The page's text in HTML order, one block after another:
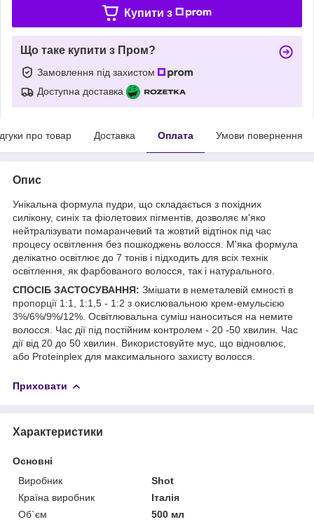
Купити з
Що таке купити з Пром?
Замовлення під захистом
Доступна доставка
про товар Доставка Оплата Умови повернення
Опис
Унікальна формула пудри, що складається з похідних
силікону, синіх та фіолетових пігментів, дозволяє м'яко
нейтралізувати помаранчевий та жовтий відтінок під час
процесу освітлення без пошкоджень волосся. М'яка формула
делікатно освітлює до 7 тонів і підходить для всіх технік
освітлення, як фарбованого волосся, так і натурального.
СПОСІБ ЗАСТОСУВАННЯ: Змішати в неметалевій ємності в
пропорції 1:1, 1:1,5 - 1:2 з окислювальною крем-емульсією
3%/6%/9%/12%. Освітлювальна суміш наноситься на немите
волосся. Час дії під постійним контролем - 20 -50 хвилин. Час
дії від 20 до 50 хвилин. Використовуйте мус, що відновлює,
або Proteinplex для максимального захисту волосся.
Приховати
Характеристики
Основні
Виробник
Shot
Країна виробник
Італія
Об`єм
500 мл